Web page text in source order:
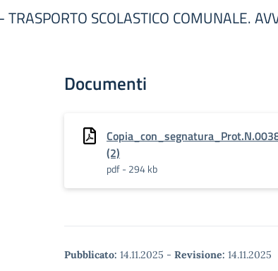
SCOLASTICO COMUNALE.
Documenti
(2)
pdf - 294 kb
Pubblicato: 14.11.2025 - Revisione: 14.11.2025